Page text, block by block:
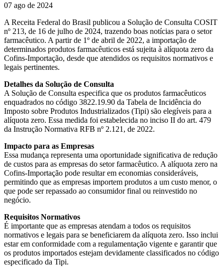
07 ago de 2024
A Receita Federal do Brasil publicou a Solução de Consulta COSIT
nº 213, de 16 de julho de 2024, trazendo boas notícias para o setor
farmacêutico. A partir de 1º de abril de 2022, a importação de
determinados produtos farmacêuticos está sujeita à alíquota zero da
Cofins-Importação, desde que atendidos os requisitos normativos e
legais pertinentes.
Detalhes da Solução de Consulta
A Solução de Consulta especifica que os produtos farmacêuticos
enquadrados no código 3822.19.90 da Tabela de Incidência do
Imposto sobre Produtos Industrializados (Tipi) são elegíveis para a
alíquota zero. Essa medida foi estabelecida no inciso II do art. 479
da Instrução Normativa RFB nº 2.121, de 2022.
Impacto para as Empresas
Essa mudança representa uma oportunidade significativa de redução
de custos para as empresas do setor farmacêutico. A alíquota zero na
Cofins-Importação pode resultar em economias consideráveis,
permitindo que as empresas importem produtos a um custo menor, o
que pode ser repassado ao consumidor final ou reinvestido no
negócio.
Requisitos Normativos
É importante que as empresas atendam a todos os requisitos
normativos e legais para se beneficiarem da alíquota zero. Isso inclui
estar em conformidade com a regulamentação vigente e garantir que
os produtos importados estejam devidamente classificados no código
especificado da Tipi.